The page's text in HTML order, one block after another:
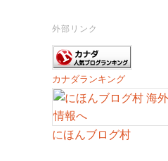
外部リンク
カナダランキング
にほんブログ村